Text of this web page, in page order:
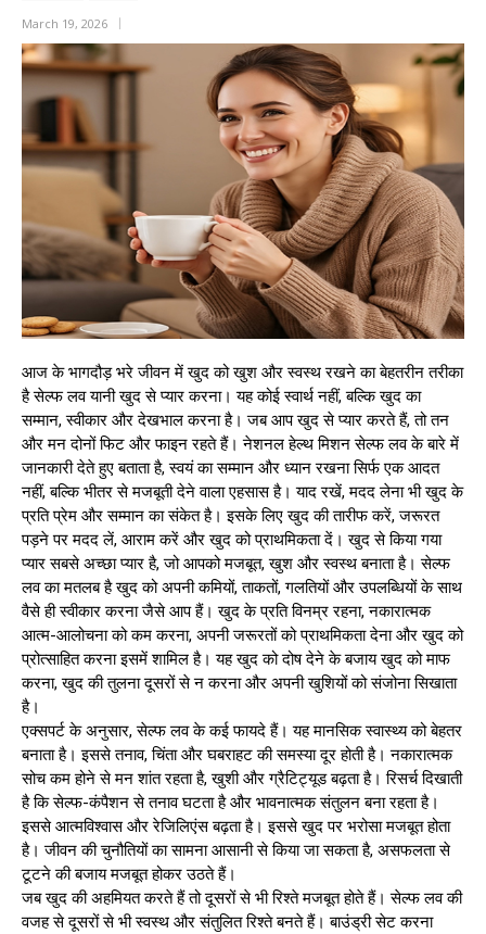
March 19, 2026
आज के भागदौड़ भरे जीवन में खुद को खुश और स्वस्थ रखने का बेहतरीन तरीका
है सेल्फ लव यानी खुद से प्यार करना। यह कोई स्वार्थ नहीं, बल्कि खुद का
सम्मान, स्वीकार और देखभाल करना है। जब आप खुद से प्यार करते हैं, तो तन
और मन दोनों फिट और फाइन रहते हैं। नेशनल हेल्थ मिशन सेल्फ लव के बारे में
जानकारी देते हुए बताता है, स्वयं का सम्मान और ध्यान रखना सिर्फ एक आदत
नहीं, बल्कि भीतर से मजबूती देने वाला एहसास है। याद रखें, मदद लेना भी खुद के
प्रति प्रेम और सम्मान का संकेत है। इसके लिए खुद की तारीफ करें, जरूरत
पड़ने पर मदद लें, आराम करें और खुद को प्राथमिकता दें। खुद से किया गया
प्यार सबसे अच्छा प्यार है, जो आपको मजबूत, खुश और स्वस्थ बनाता है। सेल्फ
लव का मतलब है खुद को अपनी कमियों, ताकतों, गलतियों और उपलब्धियों के साथ
वैसे ही स्वीकार करना जैसे आप हैं। खुद के प्रति विनम्र रहना, नकारात्मक
आत्म-आलोचना को कम करना, अपनी जरूरतों को प्राथमिकता देना और खुद को
प्रोत्साहित करना इसमें शामिल है। यह खुद को दोष देने के बजाय खुद को माफ
करना, खुद की तुलना दूसरों से न करना और अपनी खुशियों को संजोना सिखाता
है।
एक्सपर्ट के अनुसार, सेल्फ लव के कई फायदे हैं। यह मानसिक स्वास्थ्य को बेहतर
बनाता है। इससे तनाव, चिंता और घबराहट की समस्या दूर होती है। नकारात्मक
सोच कम होने से मन शांत रहता है, खुशी और ग्रैटिट्यूड बढ़ता है। रिसर्च दिखाती
है कि सेल्फ-कंपैशन से तनाव घटता है और भावनात्मक संतुलन बना रहता है।
इससे आत्मविश्वास और रेजिलिएंस बढ़ता है। इससे खुद पर भरोसा मजबूत होता
है। जीवन की चुनौतियों का सामना आसानी से किया जा सकता है, असफलता से
टूटने की बजाय मजबूत होकर उठते हैं।
जब खुद की अहमियत करते हैं तो दूसरों से भी रिश्ते मजबूत होते हैं। सेल्फ लव की
वजह से दूसरों से भी स्वस्थ और संतुलित रिश्ते बनते हैं। बाउंड्री सेट करना